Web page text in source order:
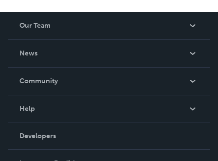
Our Team
News
In The News
Community
Podcast
Help
Order Lookup
Knowledge Base
Developers